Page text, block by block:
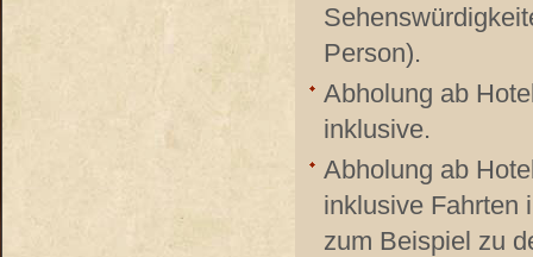
Person).
Abholung ab
inklusive.
Abholung ab
inklusive Fahrten
zum Beispiel zu